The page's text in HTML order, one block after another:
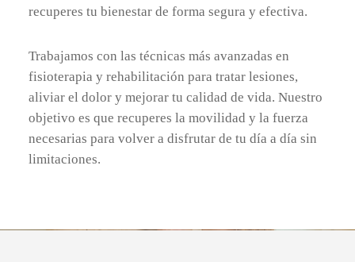
recuperes tu bienestar de forma segura y efectiva.
Trabajamos con las técnicas más avanzadas en
fisioterapia y rehabilitación para tratar lesiones,
aliviar el dolor y mejorar tu calidad de vida. Nuestro
objetivo es que recuperes la movilidad y la fuerza
necesarias para volver a disfrutar de tu día a día sin
limitaciones.